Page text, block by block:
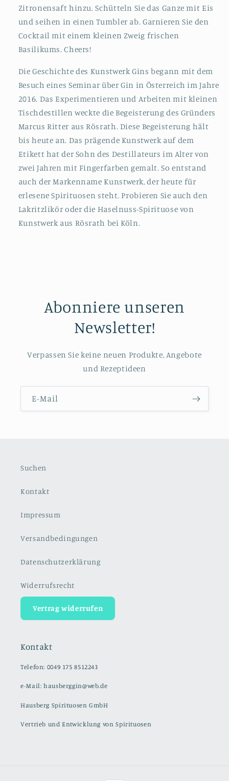
Zitronensaft hinzu. Schütteln Sie das Ganze mit Eis
und seihen in einen Tumbler ab. Garnieren Sie den
Cocktail mit einem kleinen Zweig frischen
Basilikums. Cheers!
Die Geschichte des Kunstwerk Gins begann mit dem
Besuch eines Seminar über Gin in Österreich im Jahre
2016. Das Experimentieren und Arbeiten mit kleinen
Tischdestillen weckte die Begeisterung des Gründers
Marcus Ritter aus Rösrath. Diese Begeisterung hält
bis heute an. Das prägende Kunstwerk auf dem
Etikett hat der Sohn des Destillateurs im Alter von
zwei Jahren mit Fingerfarben gemalt. So entstand
auch der Markenname Kunstwerk, der heute für
erlesene Spirituosen steht. Probieren Sie auch den
Lakritzlikör oder die Haselnuss-Spirituose von
Kunstwerk aus Rösrath bei Köln.
Abonniere unseren
Newsletter!
Verpassen Sie keine neuen Produkte, Angebote
und Rezeptideen
E-Mail
Suchen
Kontakt
Impressum
Versandbedingungen
Datenschutzerklärung
Widerrufsrecht
Vertrag widerrufen
Kontakt
Telefon: 0049 175 8512243
e-Mail: hausberggin@web.de
Hausberg Spirituosen GmbH
Vertrieb und Entwicklung von Spirituosen